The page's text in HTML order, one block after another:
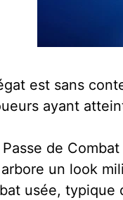
est sans
ayant
de
un look
usée, typique